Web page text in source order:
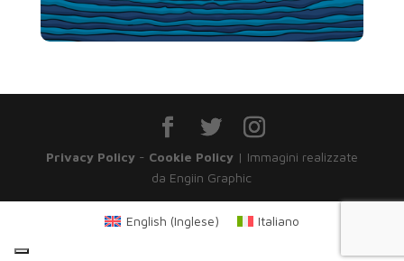
Privacy Policy- Cookie Policy| Immagini realizzate
da Engiin Graphic
English (Inglese) Italiano